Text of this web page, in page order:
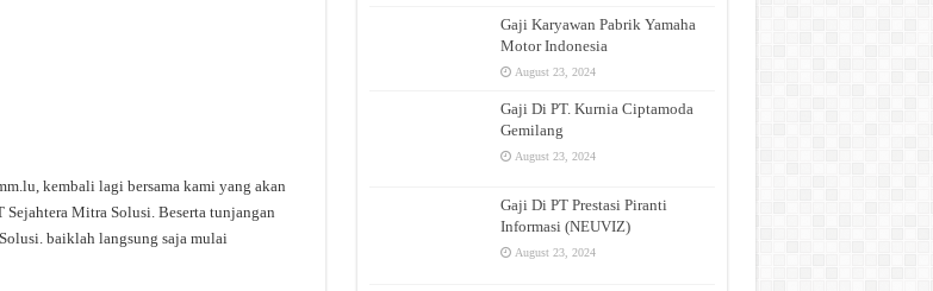
kembali lagi bersama kami yang akan
Mitra Solusi. Beserta tunjangan
baiklah langsung saja mulai
Gaji Karyawan Pabrik Yamaha
Motor Indonesia
August 23, 2024
Gaji Di PT. Kurnia Ciptamoda
Gemilang
August 23, 2024
Gaji Di PT Prestasi Piranti
Informasi (NEUVIZ)
August 23, 2024